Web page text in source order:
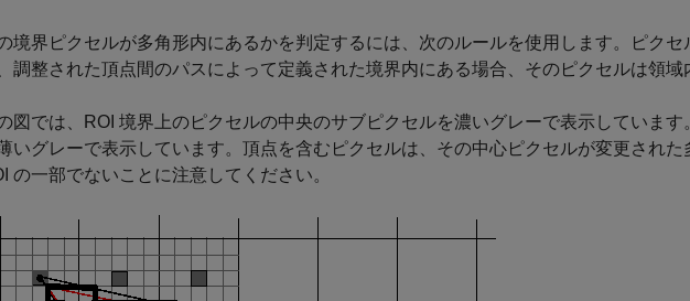
境界ピクセルが多角形内にあるかを判定するには、次のルールを使用します。ピク
調整された頂点間のパスによって定義された境界内にある場合、そのピクセルは領域
図では、ROI 境界上のピクセルの中央のサブピクセルを濃いグレーで表示していま
いグレーで表示しています。頂点を含むピクセルは、その中心ピクセルが変更された
の一部でないことに注意してください。